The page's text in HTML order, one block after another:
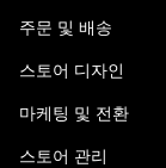
주문 및 배송
스토어 디자인
마케팅 및 전환
스토어 관리